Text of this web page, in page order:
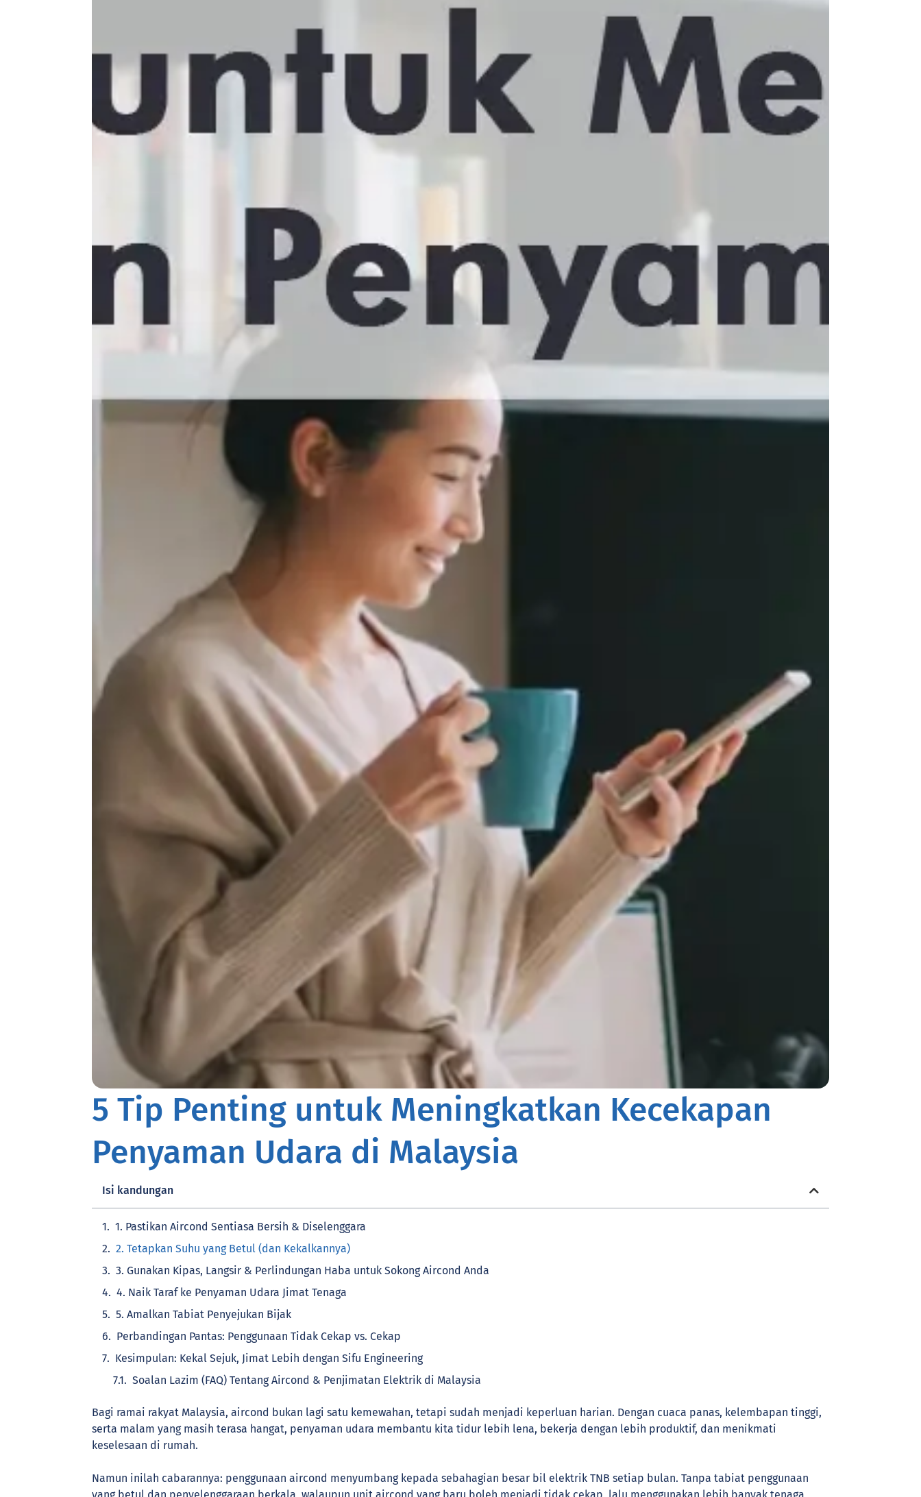
5 Tip Penting untuk Meningkatkan Kecekapan
Penyaman Udara di Malaysia
Isi kandungan
1. Pastikan Aircond Sentiasa Bersih & Diselenggara
2. Tetapkan Suhu yang Betul (dan Kekalkannya)
3. Gunakan Kipas, Langsir & Perlindungan Haba untuk Sokong Aircond Anda
4. Naik Taraf ke Penyaman Udara Jimat Tenaga
5. Amalkan Tabiat Penyejukan Bijak
Perbandingan Pantas: Penggunaan Tidak Cekap vs. Cekap
Kesimpulan: Kekal Sejuk, Jimat Lebih dengan Sifu Engineering
Soalan Lazim (FAQ) Tentang Aircond & Penjimatan Elektrik di Malaysia
Bagi ramai rakyat Malaysia, aircond bukan lagi satu kemewahan, tetapi sudah menjadi keperluan harian. Dengan cuaca panas, kelembapan tinggi,
serta malam yang masih terasa hangat, penyaman udara membantu kita tidur lebih lena, bekerja dengan lebih produktif, dan menikmati
keselesaan di rumah.
Namun inilah cabarannya: penggunaan aircond menyumbang kepada sebahagian besar bil elektrik TNB setiap bulan. Tanpa tabiat penggunaan